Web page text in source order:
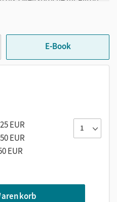
zu jeder Einheit üben
innen im
Übungen, Diktate,
Wiederholungstests mit
Das Übungsbuch bietet
auch als Audio-Datei und
Prüfungstraining
über Klickstellen an der
E-Book
EUR
EUR
EUR